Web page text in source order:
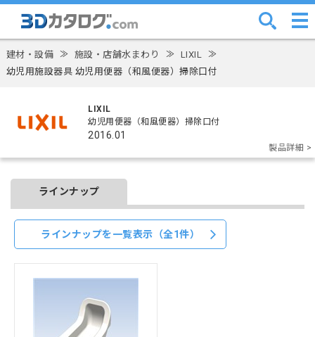
建材・設備 ≫ 施設・店舗水まわり ≫ LIXIL ≫
幼児用施設器具 幼児用便器（和風便器）掃除口付
LIXIL
幼児用便器（和風便器）掃除口付
2016.01
製品詳細 >
ラインナップ
ラインナップを一覧表示（全1件）